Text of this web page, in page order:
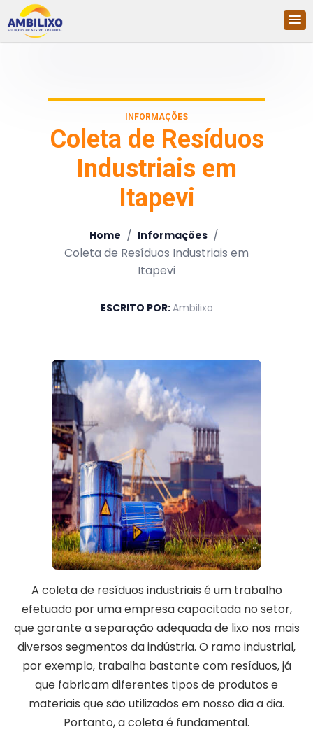
INFORMAÇÕES
Coleta de Resíduos
Industriais em
Itapevi
Home / Informações /
Coleta de Resíduos Industriais em
Itapevi
ESCRITO POR:Ambilixo
A coleta de resíduos industriais é um trabalho
efetuado por uma empresa capacitada no setor,
que garante a separação adequada de lixo nos mais
diversos segmentos da indústria. O ramo industrial,
por exemplo, trabalha bastante com resíduos, já
que fabricam diferentes tipos de produtos e
materiais que são utilizados em nosso dia a dia.
Portanto, a coleta é fundamental.